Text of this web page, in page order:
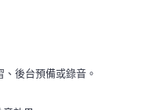
後台預備或錄音。